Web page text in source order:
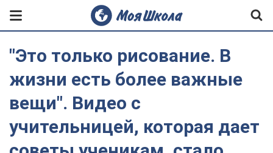
"Это только рисование. В
жизни есть более важные
вещи". Видео с
учительницей, которая дает